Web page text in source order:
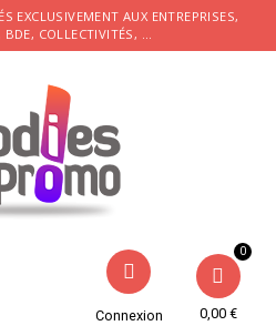
EXCLUSIVEMENT AUX ENTREPRISES,
COLLECTIVITÉS, ...
Connexion 0,00 €